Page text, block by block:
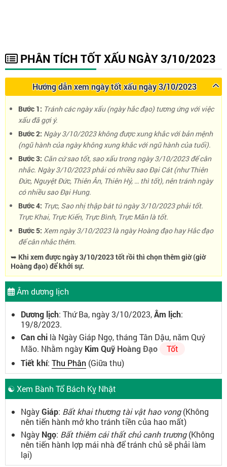
PHÂN TÍCH TỐT XẤU NGÀY 3/10/2023
Hướng dẫn xem ngày tốt xấu ngày 3/10/2023
Bước 1: Tránh các ngày xấu (ngày hắc đạo) tương ứng với việc
xấu đã gợi ý.
Bước 2: Ngày 3/10/2023 không được xung khắc với bản mệnh
(ngũ hành của ngày không xung khắc với ngũ hành của tuổi).
Bước 3: Căn cứ sao tốt, sao xấu trong ngày 3/10/2023 để cân
nhắc. Ngày 3/10/2023 phải có nhiều sao Đại Cát (như Thiên
Đức, Nguyệt Đức, Thiên Ân, Thiên Hỷ, … thì tốt), nên tránh ngày
có nhiều sao Đại Hung.
Bước 4: Trực, Sao nhị thập bát tú ngày 3/10/2023 phải tốt.
Trực Khai, Trực Kiến, Trực Bình, Trực Mãn là tốt.
Bước 5: Xem ngày 3/10/2023 là ngày Hoàng đạo hay Hắc đạo
để cân nhắc thêm.
➥ Khi xem được ngày 3/10/2023 tốt rồi thì chọn thêm giờ (giờ
Hoàng đạo) để khởi sự.
Âm dương lịch
Dương lịch: Thứ Ba, ngày 3/10/2023,Âm lịch:
19/8/2023.
Can chi là Ngày Giáp Ngọ, tháng Tân Dậu, năm Quý
Mão. Nhằm ngày Kim Quỹ Hoàng Đạo
Tốt
Tiết khí: Thu Phân (Giữa thu)
☯ Xem Bành Tổ Bách Kỵ Nhật
NgàyGiáp: Bất khai thương tài vật hao vong(Không
nên tiến hành mở kho tránh tiền của hao mất)
Ngày Ngọ: Bất thiêm cái thất chủ canh trương(Không
nên tiến hành lợp mái nhà để tránh chủ sẽ phải làm
lại)